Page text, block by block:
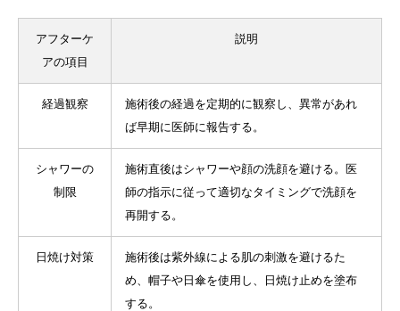
アフターケ
アの項目
説明
経過観察
施術後の経過を定期的に観察し、異常があれ
ば早期に医師に報告する。
シャワーの
制限
施術直後はシャワーや顔の洗顔を避ける。医
師の指示に従って適切なタイミングで洗顔を
再開する。
日焼け対策
施術後は紫外線による肌の刺激を避けるた
め、帽子や日傘を使用し、日焼け止めを塗布
する。